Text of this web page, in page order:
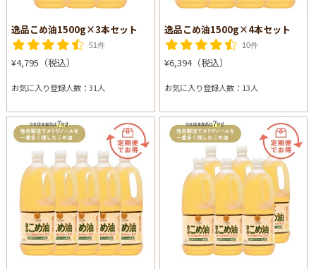
逸品こめ油1500g×3本セット
51件
¥4,795（税込）
お気に入り登録人数：31人
逸品こめ油1500g×4本セット
10件
¥6,394（税込）
お気に入り登録人数：13人